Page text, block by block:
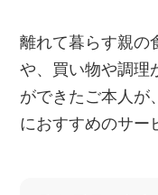
離れて暮らす親の
や、買い物や調理
ができたご本人が
におすすめのサー